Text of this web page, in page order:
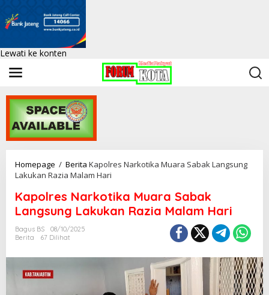
Lewati ke konten
Homepage / Berita Kapolres Narkotika Muara Sabak Langsung
Lakukan Razia Malam Hari
Kapolres Narkotika Muara Sabak
Langsung Lakukan Razia Malam Hari
Bagus BS
08/10/2025
Berita
67 Dilihat